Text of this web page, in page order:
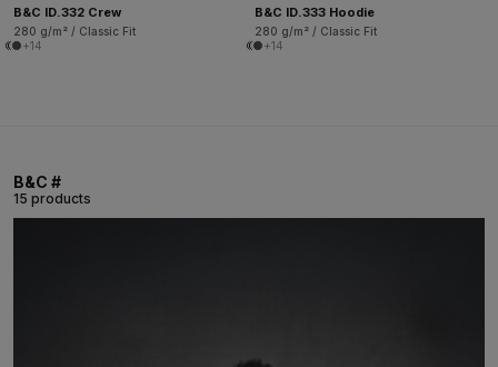
B&C ID.332 Crew
280 g/m² / Classic Fit
+14
B&C ID.333 Hoodie
280 g/m² / Classic Fit
+14
B&C #
15 products